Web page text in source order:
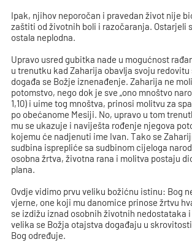
Ipak, njihov neporočan i pravedan život nije
zaštiti od životnih boli i razočaranja. Ostarjeli
ostala neplodna.
Upravo usred gubitka nade u mogućnost
u trenutku kad Zaharija obavlja svoju redovitu
događa se Božje iznenađenje. Zaharija ne
potomstvo, nego dok je sve „ono mnoštvo
1,10) i uime tog mnoštva, prinosi molitvu za
po obećanome Mesiji. No, upravo u tom
mu se ukazuje i naviješta rođenje njegova
kojemu će nadjenuti ime Ivan. Tako se
sudbina isprepliće sa sudbinom cijeloga
osobna žrtva, životna rana i molitva postaju
plana.
Ovdje vidimo prvu veliku božićnu istinu: Bog
vjerne, one koji mu danomice prinose žrtvu
se izdižu iznad osobnih životnih nedostataka
velika se Božja otajstva događaju u
Bog određuje.